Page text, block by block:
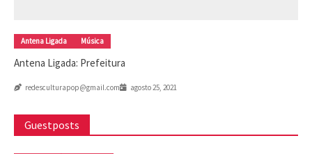
Antena Ligada Música
Antena Ligada: Prefeitura
redesculturapop@gmail.com agosto 25, 2021
Guestposts